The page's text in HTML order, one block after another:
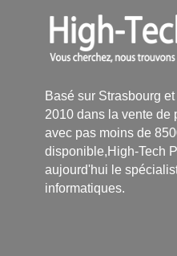
Basé sur Strasbourg
2010 dans la vente de
avec pas moins de
disponible,High-Tech
aujourd'hui le
informatiques.